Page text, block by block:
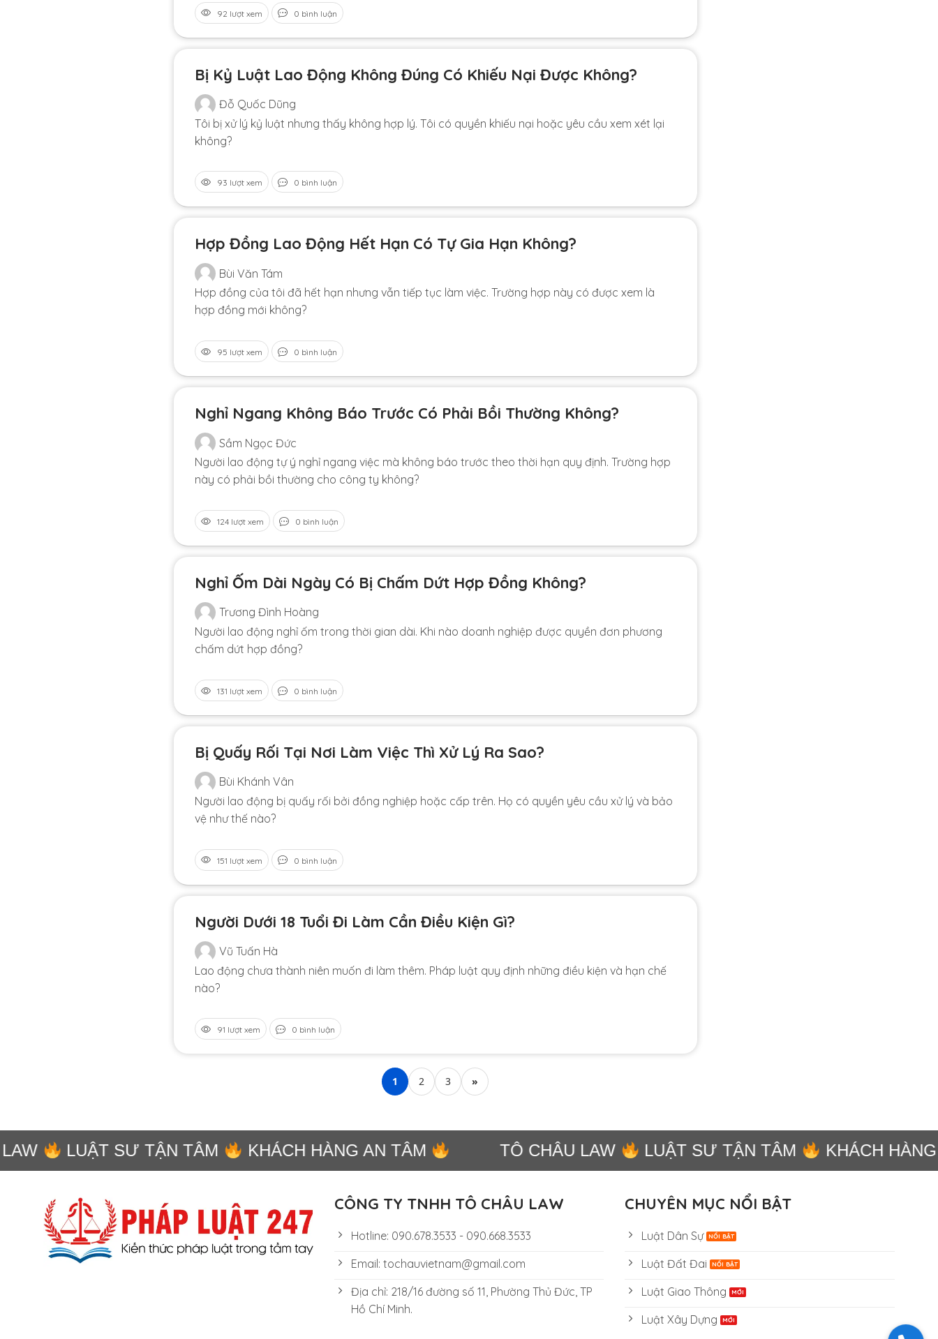
92 lượt xem 0 bình luận
Bị Kỷ Luật Lao Động Không Đúng Có Khiếu Nại Được Không?
Đỗ Quốc Dũng
Tôi bị xử lý kỷ luật nhưng thấy không hợp lý. Tôi có quyền khiếu nại hoặc yêu cầu xem xét lại
không?
93 lượt xem 0 bình luận
Hợp Đồng Lao Động Hết Hạn Có Tự Gia Hạn Không?
Bùi Văn Tám
Hợp đồng của tôi đã hết hạn nhưng vẫn tiếp tục làm việc. Trường hợp này có được xem là
hợp đồng mới không?
95 lượt xem 0 bình luận
Nghỉ Ngang Không Báo Trước Có Phải Bồi Thường Không?
Sầm Ngọc Đức
Người lao động tự ý nghỉ ngang việc mà không báo trước theo thời hạn quy định. Trường hợp
này có phải bồi thường cho công ty không?
124 lượt xem 0 bình luận
Nghỉ Ốm Dài Ngày Có Bị Chấm Dứt Hợp Đồng Không?
Trương Đình Hoàng
Người lao động nghỉ ốm trong thời gian dài. Khi nào doanh nghiệp được quyền đơn phương
chấm dứt hợp đồng?
131 lượt xem 0 bình luận
Bị Quấy Rối Tại Nơi Làm Việc Thì Xử Lý Ra Sao?
Bùi Khánh Vân
Người lao động bị quấy rối bởi đồng nghiệp hoặc cấp trên. Họ có quyền yêu cầu xử lý và bảo
vệ như thế nào?
151 lượt xem 0 bình luận
Người Dưới 18 Tuổi Đi Làm Cần Điều Kiện Gì?
Vũ Tuấn Hà
Lao động chưa thành niên muốn đi làm thêm. Pháp luật quy định những điều kiện và hạn chế
nào?
91 lượt xem 0 bình luận
1 2 3 »
LUẬT SƯ TẬN TÂM KHÁCH HÀNG AN TÂM TÔ CHÂU LAW LUẬT SƯ TẬN TÂM KHÁCH HÀNG
CÔNG TY TNHH TÔ CHÂU LAW
Hotline: 090.678.3533 - 090.668.3533
Email: tochauvietnam@gmail.com
Địa chỉ: 218/16 đường số 11, Phường Thủ Đức, TP
Hồ Chí Minh.
CHUYÊN MỤC NỔI BẬT
Luật Dân Sự
Luật Đất Đai
Luật Giao Thông
Luật Xây Dựng